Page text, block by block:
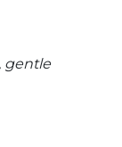
gentle